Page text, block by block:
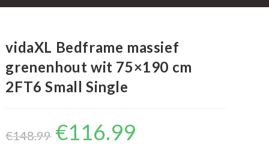
vidaXL Bedframe massief
grenenhout wit 75×190 cm
2FT6 Small Single
€148.99
Oorspronkelijke
prijs
was:
€116.99